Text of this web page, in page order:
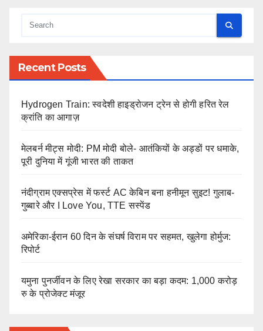
Recent Posts
Hydrogen Train: स्वदेशी हाइड्रोजन ट्रेन से होगी हरित रेल
क्रांति का आगाज़
मेलबर्न मीट्स मोदी: PM मोदी बोले- आतंकियों के अड्डों पर धमाके,
पूरी दुनिया में गूंजी भारत की ताकत
नंदीग्राम एक्सप्रेस में फर्स्ट AC केबिन बना हनीमून सुइट! गुलाब-
गुब्बारे और I Love You, TTE सस्पेंड
अमेरिका-ईरान 60 दिन के संघर्ष विराम पर सहमत, खुलेगा होर्मुज:
रिपोर्ट
यमुना पुनर्जीवन के लिए रेखा सरकार का बड़ा कदम: 1,000 करोड़
रु के प्रोजेक्ट मंजूर